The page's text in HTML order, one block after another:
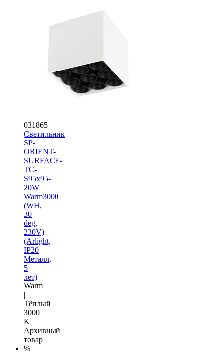
031865
Светильник
SP-
ORIENT-
SURFACE-
TC-
S95x95-
20W
Warm3000
(WH,
30
deg,
230V)
(Arlight,
IP20
Металл,
5
лет)
Warm
|
Тёплый
3000
K
Архивный
товар
%